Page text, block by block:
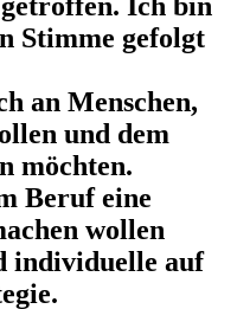
Stimme gefolgt
an Menschen,
und dem
möchten.
Beruf eine
wollen
individuelle auf